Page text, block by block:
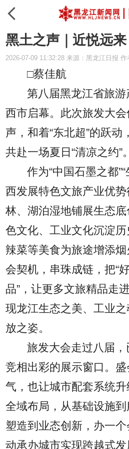
黑土之声｜近悦远
2026-07-09 11:32:28 来源：黑龙江日报 作
□蔡佳航
第八届黑龙江省旅
西市启幕。此次旅发大
声，和着“东北超”的跃动
共赴一场夏日“清凉之约”。
作为“中国石墨之都
西发展特色文旅产业优
林、湖泊湿地铺展生态
色文化、工业文化沉淀
辣菜等美食为旅途增添
会契机，串珠成链，把“
品”，让更多文旅精品走
现龙江生态之美、工业
放之姿。
旅发大会走过八届
竞相出彩的展示窗口。
气，也让城市配套系统升
全域布局，从基础设施
塑造到业态创新，办一
动承办城市实现跨越式